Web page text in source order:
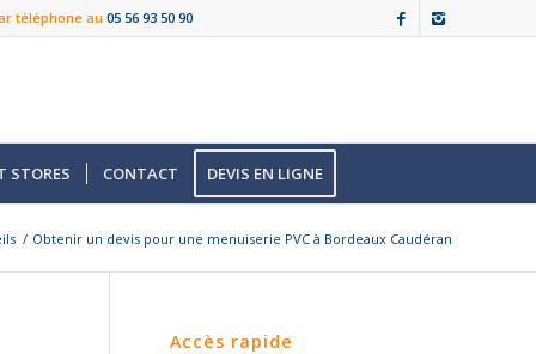
téléphone au 05 56 93 50 90
STORES CONTACT DEVIS EN LIGNE
/ Obtenir un devis pour une menuiserie PVC à Bordeaux Caudéran
Accès rapide